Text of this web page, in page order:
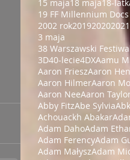
15 maja18 maja18-
2002 rok201920202021
3 maja
38 Warszawski
3D40-lecie4DXAamu
Aaron FrieszAaron
Aaron HilmerAaron
Aaron NeeAaron
Abby FitzAbe Sylvia
Achouackh Abakar
Adam DahoAdam
Adam FerencyAdam
Adam MałyszAdam